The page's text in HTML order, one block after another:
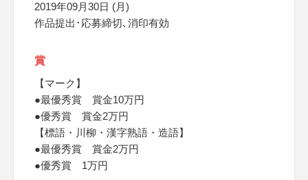
2019年09月30日 (月)
作品提出･応募締切､消印有効
賞
【マーク】
●最優秀賞 賞金10万円
●優秀賞 賞金2万円
【標語・川柳・漢字熟語・造語】
●最優秀賞 賞金2万円
●優秀賞 1万円